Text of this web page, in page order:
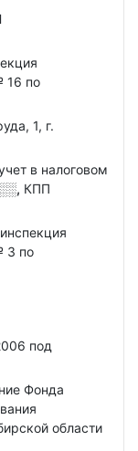
16 по
1, г.
в налоговом
КПП
3 по
под
Фонда
области